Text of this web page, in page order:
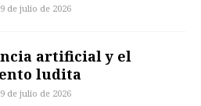
de julio de 2026
artificial y el
ludita
de julio de 2026